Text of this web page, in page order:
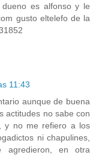
es alfonso y le
gusto eltelefo de la
11:43
aunque de buena
actitudes no sabe con
y no me refiero a los
ni chapulines,
agredieron, en otra